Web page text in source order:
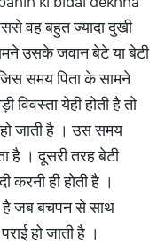
वह बहुत ज्यादा दुखी
उसके जवान बेटे या बेटी
समय पिता के सामने
येही होती है तो
जाती है । उस समय
है । दूसरी तरह बेटी
करनी ही होती है ।
है जब बचपन से साथ
हो जाती है ।